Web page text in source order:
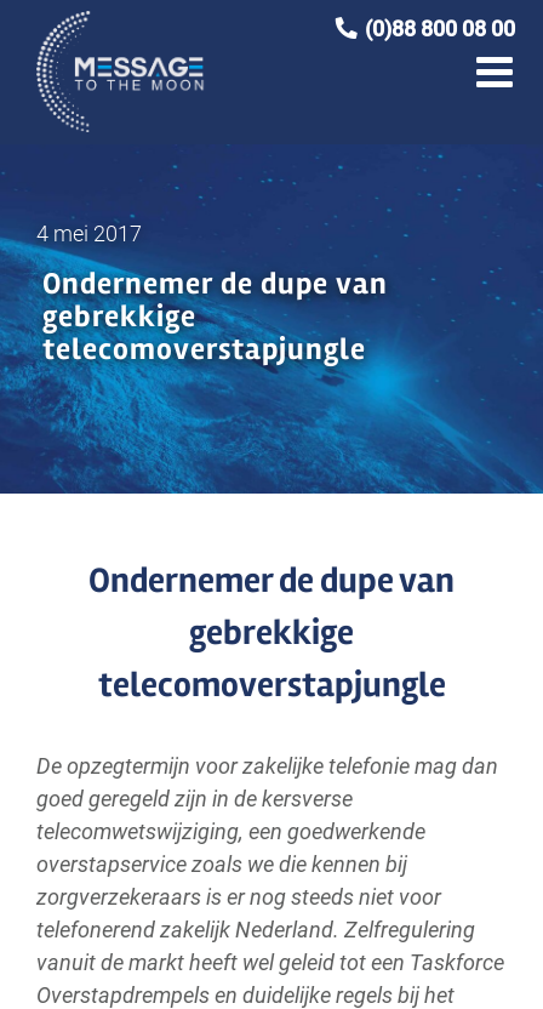
(0)88 800 08 00
naar
inhoud
4 mei 2017
Ondernemer de dupe van
gebrekkige
telecomoverstapjungle
Ondernemer de dupe van
gebrekkige
telecomoverstapjungle
De opzegtermijn voor zakelijke telefonie mag dan
goed geregeld zijn in de kersverse
telecomwetswijziging, een goedwerkende
overstapservice zoals we die kennen bij
zorgverzekeraars is er nog steeds niet voor
telefonerend zakelijk Nederland. Zelfregulering
vanuit de markt heeft wel geleid tot een Taskforce
Overstapdrempels en duidelijke regels bij het